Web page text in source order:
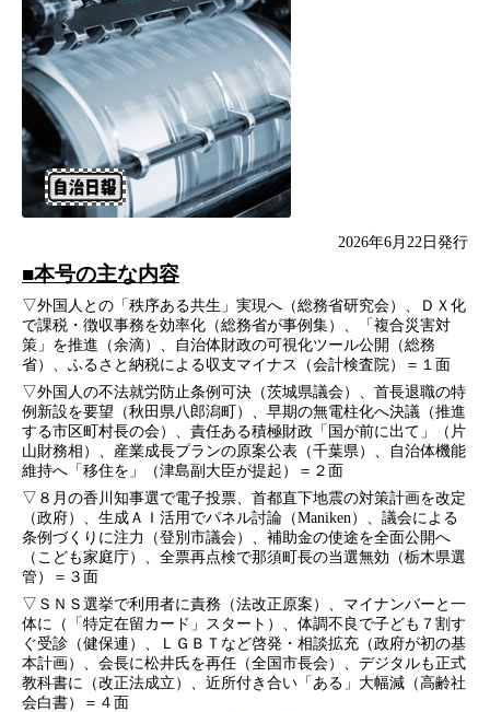
2026年6月22日発行
■本号の主な内容
▽外国人との「秩序ある共生」実現へ（総務省研究会）、ＤＸ化
で課税・徴収事務を効率化（総務省が事例集）、「複合災害対
策」を推進（余滴）、自治体財政の可視化ツール公開（総務
省）、ふるさと納税による収支マイナス（会計検査院）＝１面
▽外国人の不法就労防止条例可決（茨城県議会）、首長退職の特
例新設を要望（秋田県八郎潟町）、早期の無電柱化へ決議（推進
する市区町村長の会）、責任ある積極財政「国が前に出て」（片
山財務相）、産業成長プランの原案公表（千葉県）、自治体機能
維持へ「移住を」（津島副大臣が提起）＝２面
▽８月の香川知事選で電子投票、首都直下地震の対策計画を改定
（政府）、生成ＡＩ活用でパネル討論（Maniken）、議会による
条例づくりに注力（登別市議会）、補助金の使途を全面公開へ
（こども家庭庁）、全票再点検で那須町長の当選無効（栃木県選
管）＝３面
▽ＳＮＳ選挙で利用者に責務（法改正原案）、マイナンバーと一
体に（「特定在留カード」スタート）、体調不良で子ども７割す
ぐ受診（健保連）、ＬＧＢＴなど啓発・相談拡充（政府が初の基
本計画）、会長に松井氏を再任（全国市長会）、デジタルも正式
教科書に（改正法成立）、近所付き合い「ある」大幅減（高齢社
会白書）＝４面